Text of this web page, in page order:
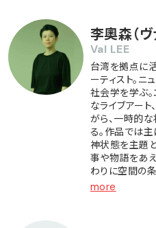
李奧森（ヴ
Val LEE
台湾を拠点に
ーティスト。
社会学を学ぶ。
なライブアー
がら、一時的
る。作品では
神状態を主題
事や物語をあ
わりに空間の
more